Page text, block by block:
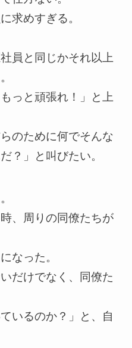
求めすぎる。
員と同じかそれ以上
っと頑張れ！」と上
のために何でそんな
？」と叫びたい。
、周りの同僚たちが
なった。
だけでなく、同僚た
いるのか？」と、自